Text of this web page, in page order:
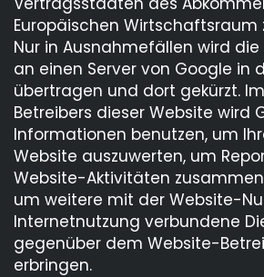
Europäischen Wirtschaftsraum
Nur in Ausnahmefällen wird die
an einen Server von Google in
übertragen und dort gekürzt.
Betreibers dieser Website wird
Informationen benutzen, um
Website auszuwerten, um
Website-Aktivitäten
um weitere mit der Website-
Internetnutzung verbundene
gegenüber dem Website-
erbringen.